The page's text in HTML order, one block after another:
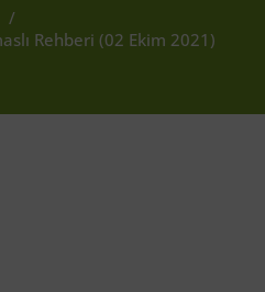
/
Rehberi (02 Ekim 2021)